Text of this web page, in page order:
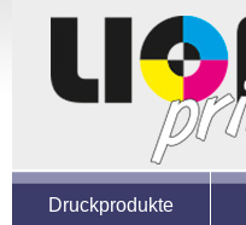
Druckprodukte